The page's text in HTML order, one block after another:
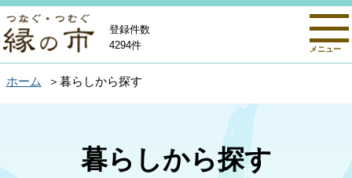
メニュー
登録件数
4294件
ホーム 暮らしから探す
暮らしから探す